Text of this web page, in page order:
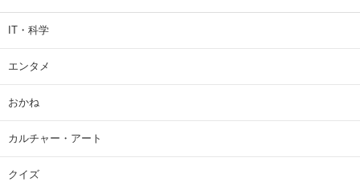
IT・科学
エンタメ
おかね
カルチャー・アート
クイズ